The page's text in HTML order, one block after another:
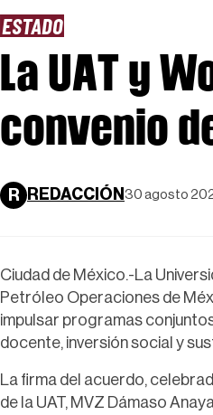
ESTADO
La UAT y
convenio
R REDACCIÓN 30 agosto
Ciudad de México.-La
Petróleo Operaciones de
impulsar programas
docente, inversión social y
La firma del acuerdo,
de la UAT, MVZ Dámaso